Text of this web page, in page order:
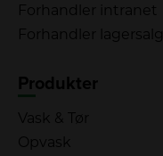
Forhandler intranet
Forhandler lagersalg
Produkter
Vask & Tør
Opvask